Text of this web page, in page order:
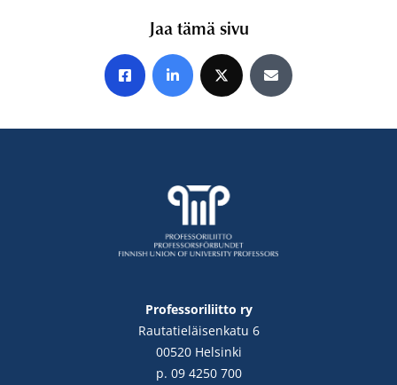
Jaa tämä sivu
Jaa Facebookissa
Jaa LinkedInissä
Jaa X:ssäJaa sähköpostitse
Professoriliitto ry
Rautatieläisenkatu 6
00520 Helsinki
p. 09 4250 700